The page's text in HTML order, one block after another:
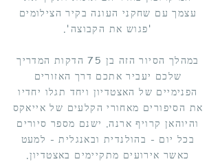
עצמך עם שחקני העונה בקיר הצילומים
'פגוש את הקבוצה'.
במהלך הסיור הזה בן 75 הדקות המדריך
שלכם יעביר אתכם דרך האזורים
הפנימיים של האצטדיון ויחד תגלו יחדיו
את הסיפורים מאחורי הקלעים של אייאקס
והיוהאן קרויף ארנה. ישנם מספר סיורים
בכל יום - בהולנדית ובאנגלית - למעט
כאשר אירועים מתקיימים באצטדיון.